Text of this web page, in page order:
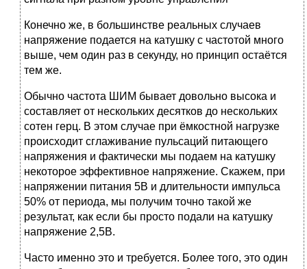
Конечно же, в большинстве реальных случаев
напряжение подается на катушку с частотой много
выше, чем один раз в секунду, но принцип остаётся
тем же.
Обычно частота ШИМ бывает довольно высока и
составляет от нескольких десятков до нескольких
сотен герц. В этом случае при ёмкостной нагрузке
происходит сглаживание пульсаций питающего
напряжения и фактически мы подаем на катушку
некоторое эффективное напряжение. Скажем, при
напряжении питания 5В и длительности импульса
50% от периода, мы получим точно такой же
результат, как если бы просто подали на катушку
напряжение 2,5В.
Часто именно это и требуется. Более того, это один